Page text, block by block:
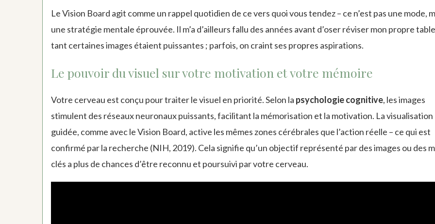
Le Vision Board agit comme un rappel quotidien de ce vers quoi vous tendez – ce n’est pas une mode,
une stratégie mentale éprouvée. Il m’a d’ailleurs fallu des années avant d’oser réviser mon propre
tant certaines images étaient puissantes ; parfois, on craint ses propres aspirations.
Le pouvoir du visuel sur votre motivation et votre mémoire
Votre cerveau est conçu pour traiter le visuel en priorité. Selon la psychologie cognitive, les images
stimulent des réseaux neuronaux puissants, facilitant la mémorisation et la motivation. La visualisation
guidée, comme avec le Vision Board, active les mêmes zones cérébrales que l’action réelle – ce qui est
confirmé par la recherche (NIH, 2019). Cela signifie qu’un objectif représenté par des images ou des
clés a plus de chances d’être reconnu et poursuivi par votre cerveau.